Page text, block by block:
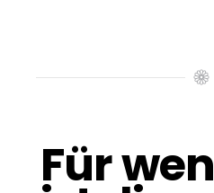
Für wen